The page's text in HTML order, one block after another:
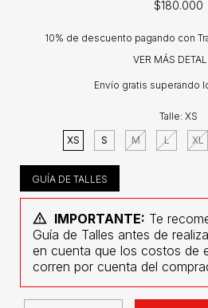
10% de descuento pagando con
VER MÁS
Envío gratis superando
Talle: XS
XS
S M L XL
GUÍA DE TALLES
IMPORTANTE: Te
Guía de Talles antes de
en cuenta que los costos de
corren por cuenta del